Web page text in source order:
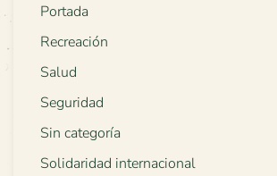
Portada
Recreación
Salud
Seguridad
Sin categoría
Solidaridad internacional